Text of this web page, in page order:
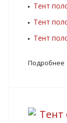
Тент
Тент
Тент
Подробнее